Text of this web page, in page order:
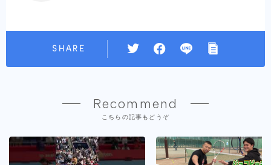
SHARE
Recommend
こちらの記事もどうぞ